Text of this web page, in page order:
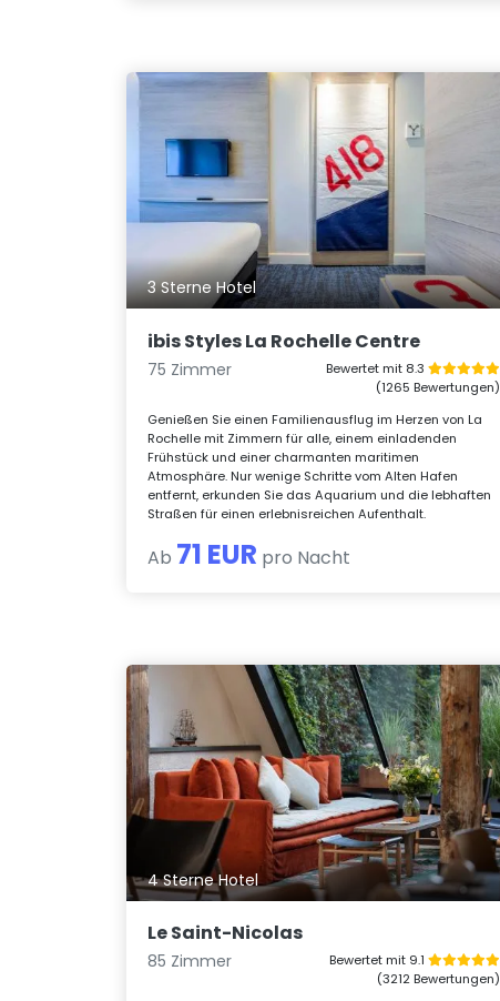
3 Sterne Hotel
ibis Styles La Rochelle Centre
75 Zimmer
Bewertet mit 8.3
(1265 Bewertungen)
Genießen Sie einen Familienausflug im Herzen von La
Rochelle mit Zimmern für alle, einem einladenden
Frühstück und einer charmanten maritimen
Atmosphäre. Nur wenige Schritte vom Alten Hafen
entfernt, erkunden Sie das Aquarium und die lebhaften
Straßen für einen erlebnisreichen Aufenthalt.
Ab 71 EUR pro Nacht
4 Sterne Hotel
Le Saint-Nicolas
85 Zimmer
Bewertet mit 9.1
(3212 Bewertungen)